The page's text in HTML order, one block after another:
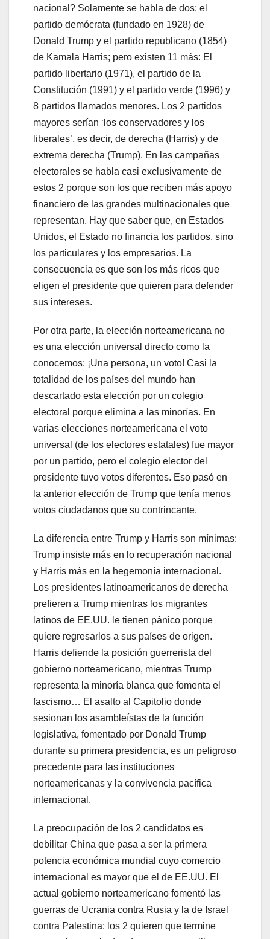
nacional? Solamente se habla de dos: el
partido demócrata (fundado en 1928) de
Donald Trump y el partido republicano (1854)
de Kamala Harris; pero existen 11 más: El
partido libertario (1971), el partido de la
Constitución (1991) y el partido verde (1996) y
8 partidos llamados menores. Los 2 partidos
mayores serían ‘los conservadores y los
liberales’, es decir, de derecha (Harris) y de
extrema derecha (Trump). En las campañas
electorales se habla casi exclusivamente de
estos 2 porque son los que reciben más apoyo
financiero de las grandes multinacionales que
representan. Hay que saber que, en Estados
Unidos, el Estado no financia los partidos, sino
los particulares y los empresarios. La
consecuencia es que son los más ricos que
eligen el presidente que quieren para defender
sus intereses.
Por otra parte, la elección norteamericana no
es una elección universal directo como la
conocemos: ¡Una persona, un voto! Casi la
totalidad de los países del mundo han
descartado esta elección por un colegio
electoral porque elimina a las minorías. En
varias elecciones norteamericana el voto
universal (de los electores estatales) fue mayor
por un partido, pero el colegio elector del
presidente tuvo votos diferentes. Eso pasó en
la anterior elección de Trump que tenía menos
votos ciudadanos que su contrincante.
La diferencia entre Trump y Harris son mínimas:
Trump insiste más en lo recuperación nacional
y Harris más en la hegemonía internacional.
Los presidentes latinoamericanos de derecha
prefieren a Trump mientras los migrantes
latinos de EE.UU. le tienen pánico porque
quiere regresarlos a sus países de origen.
Harris defiende la posición guerrerista del
gobierno norteamericano, mientras Trump
representa la minoría blanca que fomenta el
fascismo… El asalto al Capitolio donde
sesionan los asambleístas de la función
legislativa, fomentado por Donald Trump
durante su primera presidencia, es un peligroso
precedente para las instituciones
norteamericanas y la convivencia pacífica
internacional.
La preocupación de los 2 candidatos es
debilitar China que pasa a ser la primera
potencia económica mundial cuyo comercio
internacional es mayor que el de EE.UU. El
actual gobierno norteamericano fomentó las
guerras de Ucrania contra Rusia y la de Israel
contra Palestina: los 2 quieren que termine